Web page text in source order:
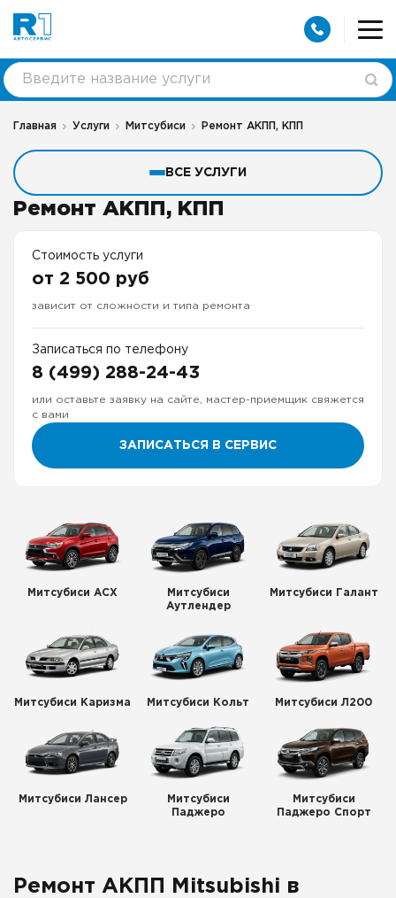
Главная Услуги Митсубиси Ремонт АКПП, КПП
ВСЕ УСЛУГИ
Ремонт АКПП, КПП
Стоимость услуги
от 2 500 руб
зависит от сложности и типа ремонта
Записаться по телефону
8 (499) 288-24-43
или оставьте заявку на сайте, мастер-приемщик свяжется
с вами
ЗАПИСАТЬСЯ В СЕРВИС
Митсубиси АСХ
Митсубиси
Аутлендер
Митсубиси Галант
Митсубиси Каризма Митсубиси Кольт Митсубиси Л200
Митсубиси Лансер
Митсубиси
Паджеро
Митсубиси
Паджеро Спорт
Ремонт АКПП Mitsubishi в